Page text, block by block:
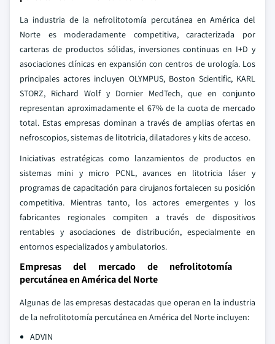
La industria de la nefrolitotomía percutánea en América del
Norte es moderadamente competitiva, caracterizada por
carteras de productos sólidas, inversiones continuas en I+D y
asociaciones clínicas en expansión con centros de urología. Los
principales actores incluyen OLYMPUS, Boston Scientific, KARL
STORZ, Richard Wolf y Dornier MedTech, que en conjunto
representan aproximadamente el 67% de la cuota de mercado
total. Estas empresas dominan a través de amplias ofertas en
nefroscopios, sistemas de litotricia, dilatadores y kits de acceso.
Iniciativas estratégicas como lanzamientos de productos en
sistemas mini y micro PCNL, avances en litotricia láser y
programas de capacitación para cirujanos fortalecen su posición
competitiva. Mientras tanto, los actores emergentes y los
fabricantes regionales compiten a través de dispositivos
rentables y asociaciones de distribución, especialmente en
entornos especializados y ambulatorios.
Empresas del mercado de nefrolitotomía
percutánea en América del Norte
Algunas de las empresas destacadas que operan en la industria
de la nefrolitotomía percutánea en América del Norte incluyen:
ADVIN